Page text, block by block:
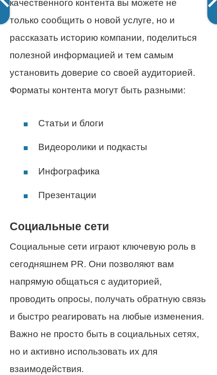
качественного контента вы можете не
только сообщить о новой услуге, но и
рассказать историю компании, поделиться
полезной информацией и тем самым
установить доверие со своей аудиторией.
Форматы контента могут быть разными:
Статьи и блоги
Видеоролики и подкасты
Инфографика
Презентации
Социальные сети
Социальные сети играют ключевую роль в
сегодняшнем PR. Они позволяют вам
напрямую общаться с аудиторией,
проводить опросы, получать обратную связь
и быстро реагировать на любые изменения.
Важно не просто быть в социальных сетях,
но и активно использовать их для
взаимодействия.